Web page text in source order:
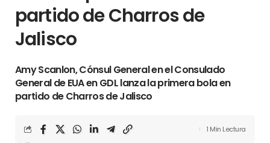
partido de Charros de
Jalisco
Amy Scanlon, Cónsul General en el Consulado
General de EUA en GDL lanza la primera bola en
partido de Charros de Jalisco
1 Min Lectura